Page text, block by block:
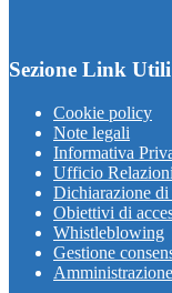
Sezione Link Utili
Cookie policy
Note legali
Informativa
Ufficio
Dichiarazione di
Obiettivi di
Whistleblowing
Gestione